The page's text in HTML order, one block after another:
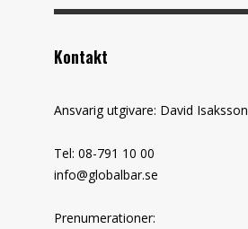
Kontakt
Ansvarig utgivare: David Isaksson
Tel: 08-791 10 00
info@globalbar.se
Prenumerationer: